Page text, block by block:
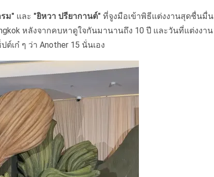
ม" และ "ยิหวา ปรียากานต์" ที่จูงมือเข้าพิธีแต่งงานสุดชื่นมื่น
หลังจากคบหาดูใจกันมานานถึง 10 ปี และวันที่แต่งงาน
เก๋ ๆ ว่า Another 15 นั่นเอง